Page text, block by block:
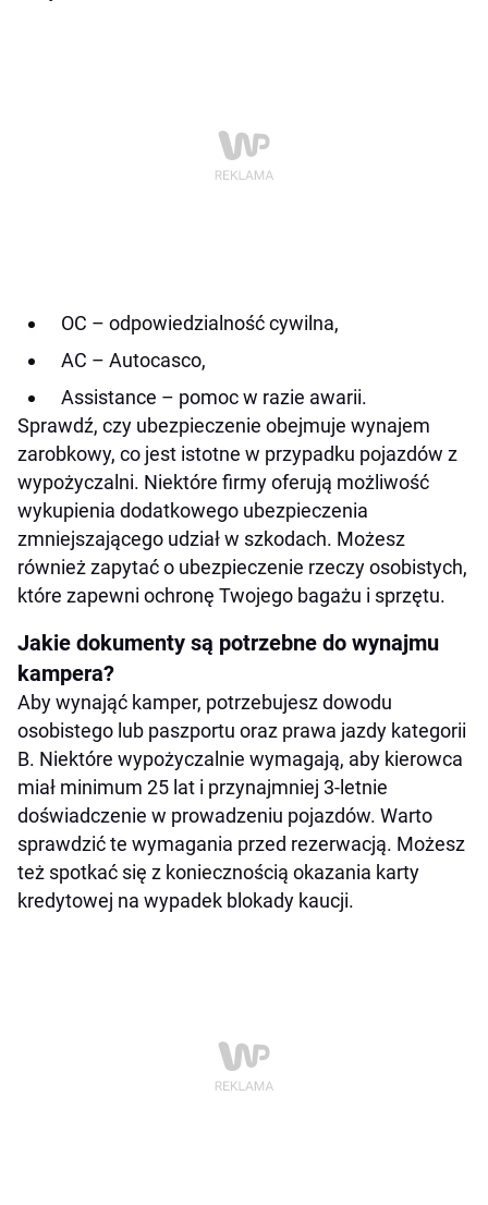
OC – odpowiedzialność cywilna,
AC – Autocasco,
Assistance – pomoc w razie awarii.
Sprawdź, czy ubezpieczenie obejmuje wynajem
zarobkowy, co jest istotne w przypadku pojazdów z
wypożyczalni. Niektóre firmy oferują możliwość
wykupienia dodatkowego ubezpieczenia
zmniejszającego udział w szkodach. Możesz
również zapytać o ubezpieczenie rzeczy osobistych,
które zapewni ochronę Twojego bagażu i sprzętu.
Jakie dokumenty są potrzebne do wynajmu
kampera?
Aby wynająć kamper, potrzebujesz dowodu
osobistego lub paszportu oraz prawa jazdy kategorii
B. Niektóre wypożyczalnie wymagają, aby kierowca
miał minimum 25 lat i przynajmniej 3-letnie
doświadczenie w prowadzeniu pojazdów. Warto
sprawdzić te wymagania przed rezerwacją. Możesz
też spotkać się z koniecznością okazania karty
kredytowej na wypadek blokady kaucji.